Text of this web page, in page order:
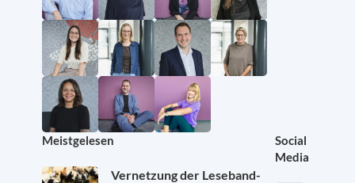
Meistgelesen
Vernetzung der Leseband-
Social
Media